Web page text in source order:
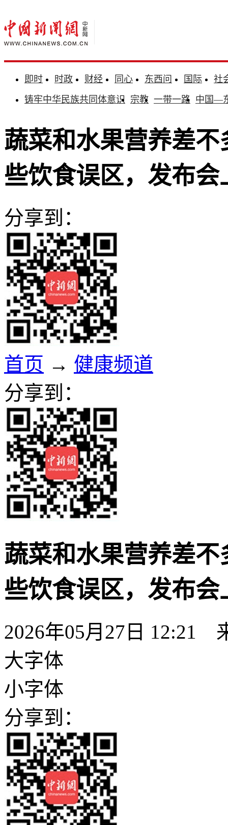
即时 时政 财经 同心 东西问 国际
社
铸牢中华民族共同体意识 宗教 一带一路 中国—
蔬菜和水果营养差
些饮食误区，发布
分享到：
首页 → 健康频道
分享到：
蔬菜和水果营养差
些饮食误区，发布
2026年05月27日 12:21
大字体
小字体
分享到：